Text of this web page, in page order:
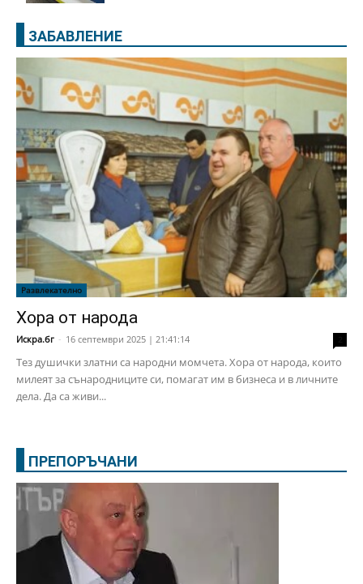
ЗАБАВЛЕНИЕ
Развлекателно
Хора от народа
Искра.бг - 16 септември 2025 | 21:41:14
Тез душички златни са народни момчета. Хора от народа, които
милеят за сънародниците си, помагат им в бизнеса и в личните
дела. Да са живи...
ПРЕПОРЪЧАНИ